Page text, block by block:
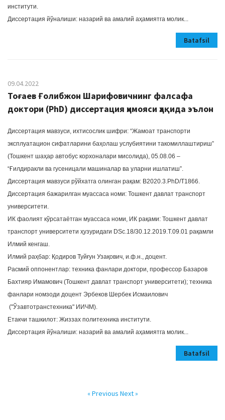
институти.
Диссертация йўналиши: назарий ва амалий аҳамиятга молик...
Batafsil
09.04.2022
Тоғаев Ғолибжон Шарифовичнинг фалсафа
доктори (PhD) диссертация ҳимояси ҳақида эълон
Диссертация мавзуси, ихтисослик шифри: “Жамоат транспорти
эксплуатацион сифатларини баҳолаш услубиятини такомиллаштириш”
(Тошкент шаҳар автобус корхоналари мисолида), 05.08.06 –
“Ғилдиракли ва гусеницали машиналар ва уларни ишлатиш”.
Диссертация мавзуси рўйхатга олинган рақам: В2020.3.PhD/Т1866.
Диссертация бажарилган муассаса номи: Тошкент давлат транспорт
университети.
ИК фаолият кўрсатаётган муассаса номи, ИК рақами: Тошкент давлат
транспорт университети ҳузуридаги DSc.18/30.12.2019.T.09.01 рақамли
Илмий кенгаш.
Илмий раҳбар: Қодиров Туйғун Узақович, и.ф.н., доцент.
Расмий оппонентлар: техника фанлари доктори, профессор Базаров
Бахтияр Имамович (Тошкент давлат транспорт университети); техника
фанлари номзоди доцент Эрбеков Шербек Исмаилович
("Ўзавтотранстехника" ИИЧМ).
Етакчи ташкилот: Жиззах политехника институти.
Диссертация йўналиши: назарий ва амалий аҳамиятга молик...
Batafsil
« Previous Next »